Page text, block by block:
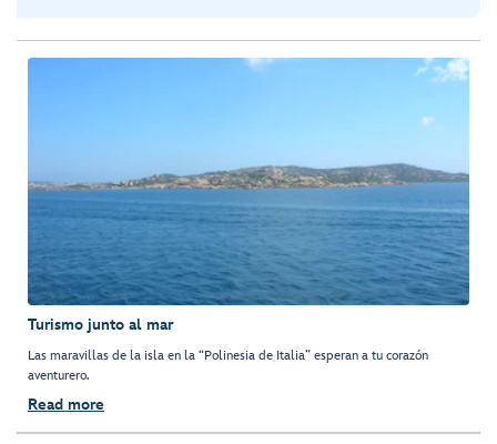
Turismo junto al mar
Las maravillas de la isla en la “Polinesia de Italia” esperan a tu corazón
aventurero.
Read more